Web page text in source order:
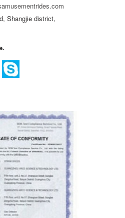
Shangjie district,